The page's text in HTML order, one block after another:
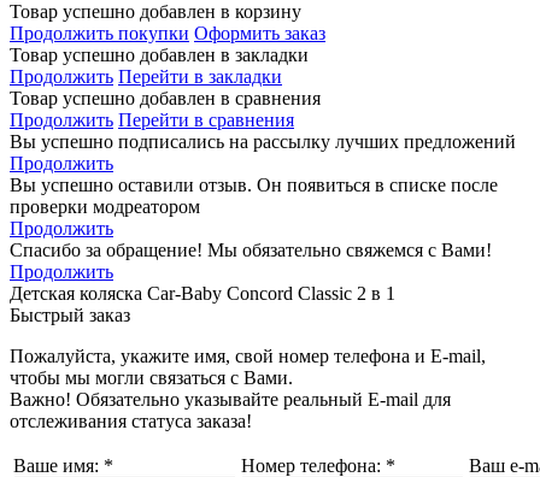
Товар успешно добавлен в корзину
Продолжить покупки Оформить заказ
Товар успешно добавлен в закладки
Продолжить Перейти в закладки
Товар успешно добавлен в сравнения
Продолжить Перейти в сравнения
Вы успешно подписались на рассылку лучших предложений
Продолжить
Вы успешно оставили отзыв. Он появиться в списке после
проверки модреатором
Продолжить
Спасибо за обращение! Мы обязательно свяжемся с Вами!
Продолжить
Детская коляска Car-Baby Concord Classiс 2 в 1
Быстрый заказ
Пожалуйста, укажите имя, свой номер телефона и E-mail,
чтобы мы могли связаться с Вами.
Важно! Обязательно указывайте реальный E-mail для
отслеживания статуса заказа!
Ваше имя: * Номер телефона: * Ваш e-